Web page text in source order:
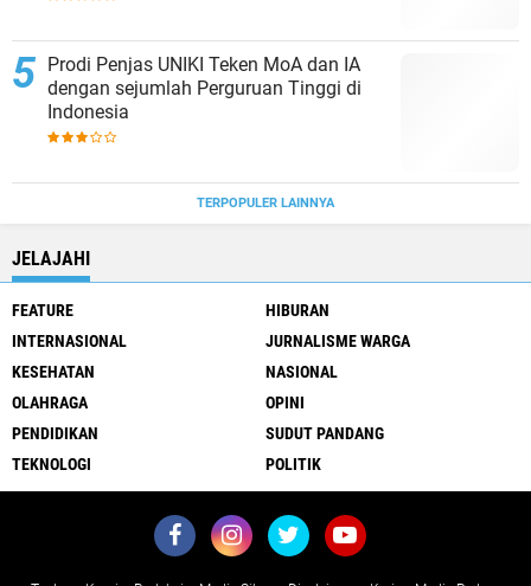
Prodi Penjas UNIKI Teken MoA dan IA
dengan sejumlah Perguruan Tinggi di
Indonesia
TERPOPULER LAINNYA
JELAJAHI
FEATURE
HIBURAN
INTERNASIONAL
JURNALISME WARGA
KESEHATAN
NASIONAL
OLAHRAGA
OPINI
PENDIDIKAN
SUDUT PANDANG
TEKNOLOGI
POLITIK